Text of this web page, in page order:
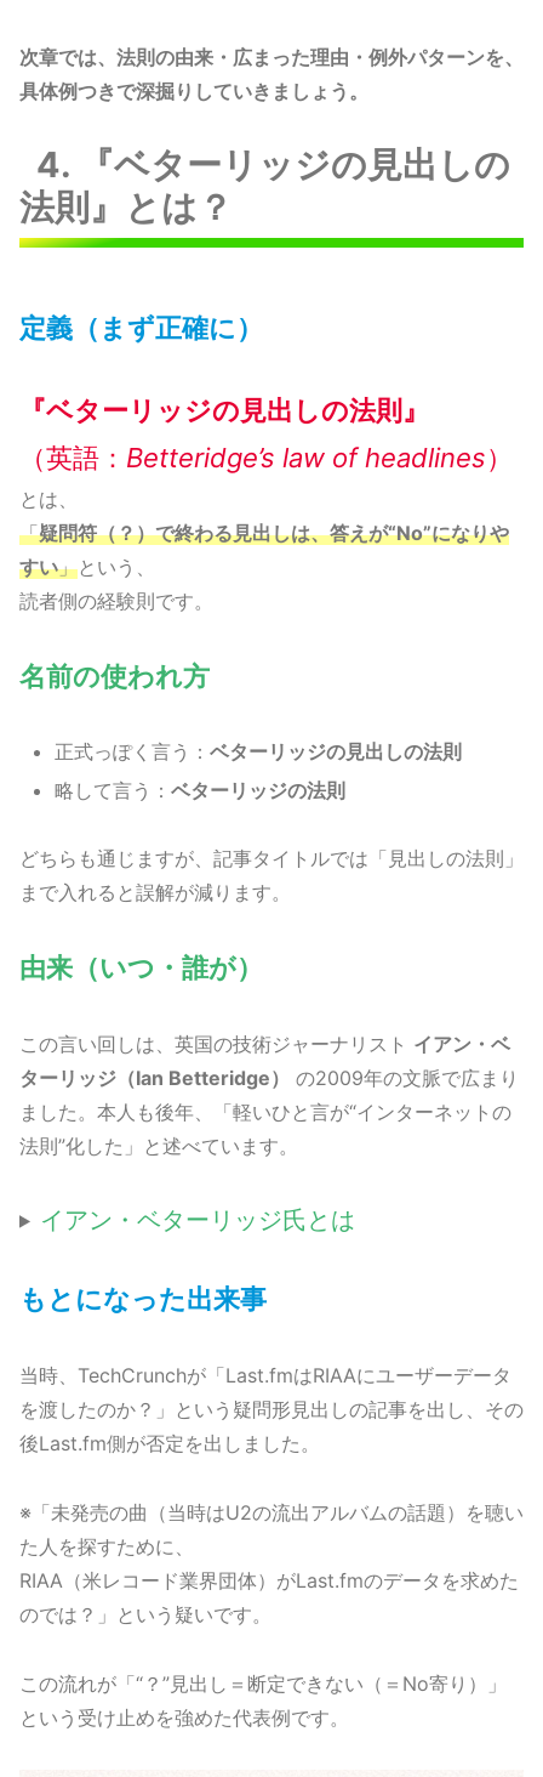
次章では、法則の由来・広まった理由・例外パターンを、
具体例つきで深掘りしていきましょう。
4. 『ベターリッジの見出しの
法則』とは？
定義（まず正確に）
『ベターリッジの見出しの法則 』
（英語： Betteridge’s law of headlines）
とは、
「疑問符（？）で終わる見出しは、答えが“No”になりや
すい」という、
読者側の経験則です。
名前の使われ方
正式っぽく言う：ベターリッジの見出しの法則
略して言う：ベターリッジの法則
どちらも通じますが、記事タイトルでは「見出しの法則」
まで入れると誤解が減ります。
由来（いつ・誰が）
この言い回しは、英国の技術ジャーナリスト イアン・ベ
ターリッジ（Ian Betteridge）
の2009年の文脈で広まり
ました。本人も後年、「軽いひと言が“インターネットの
法則”化した」と述べています。
イアン・ベターリッジ氏とは
もとになった出来事
当時、TechCrunchが「Last.fmはRIAAにユーザーデータ
を渡したのか？」という疑問形見出しの記事を出し、その
後Last.fm側が否定を出しました。
※「未発売の曲（当時はU2の流出アルバムの話題）を聴い
た人を探すために、
RIAA（米レコード業界団体）がLast.fmのデータを求めた
のでは？」という疑いです。
この流れが「“？”見出し＝断定できない（＝No寄り）」
という受け止めを強めた代表例です。